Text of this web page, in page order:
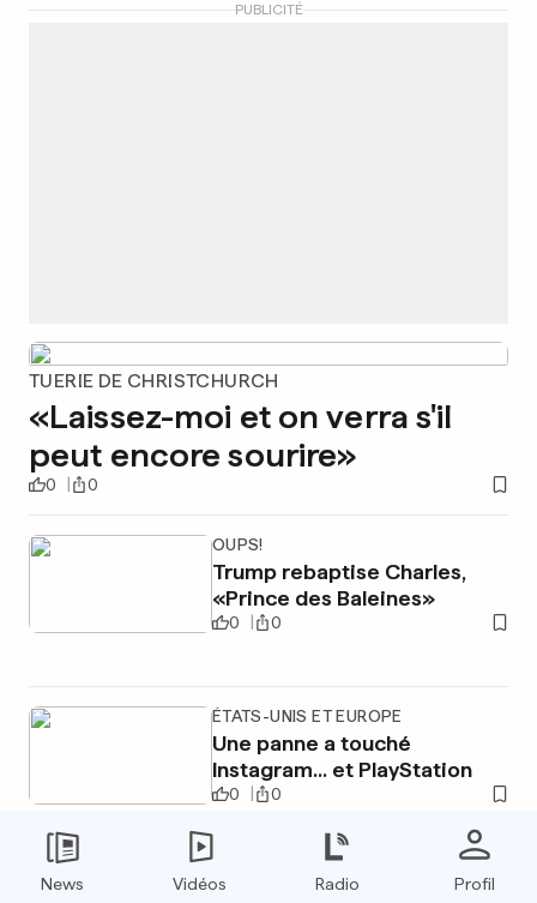
PUBLICITÉ
TUERIE DE CHRISTCHURCH
«Laissez-moi et on verra s'il
peut encore sourire»
0 0
OUPS!
Trump rebaptise Charles,
«Prince des Baleines»
0 0
ÉTATS-UNIS ET EUROPE
Une panne a touché
Instagram... et PlayStation
0 0
News Vidéos Radio Profil